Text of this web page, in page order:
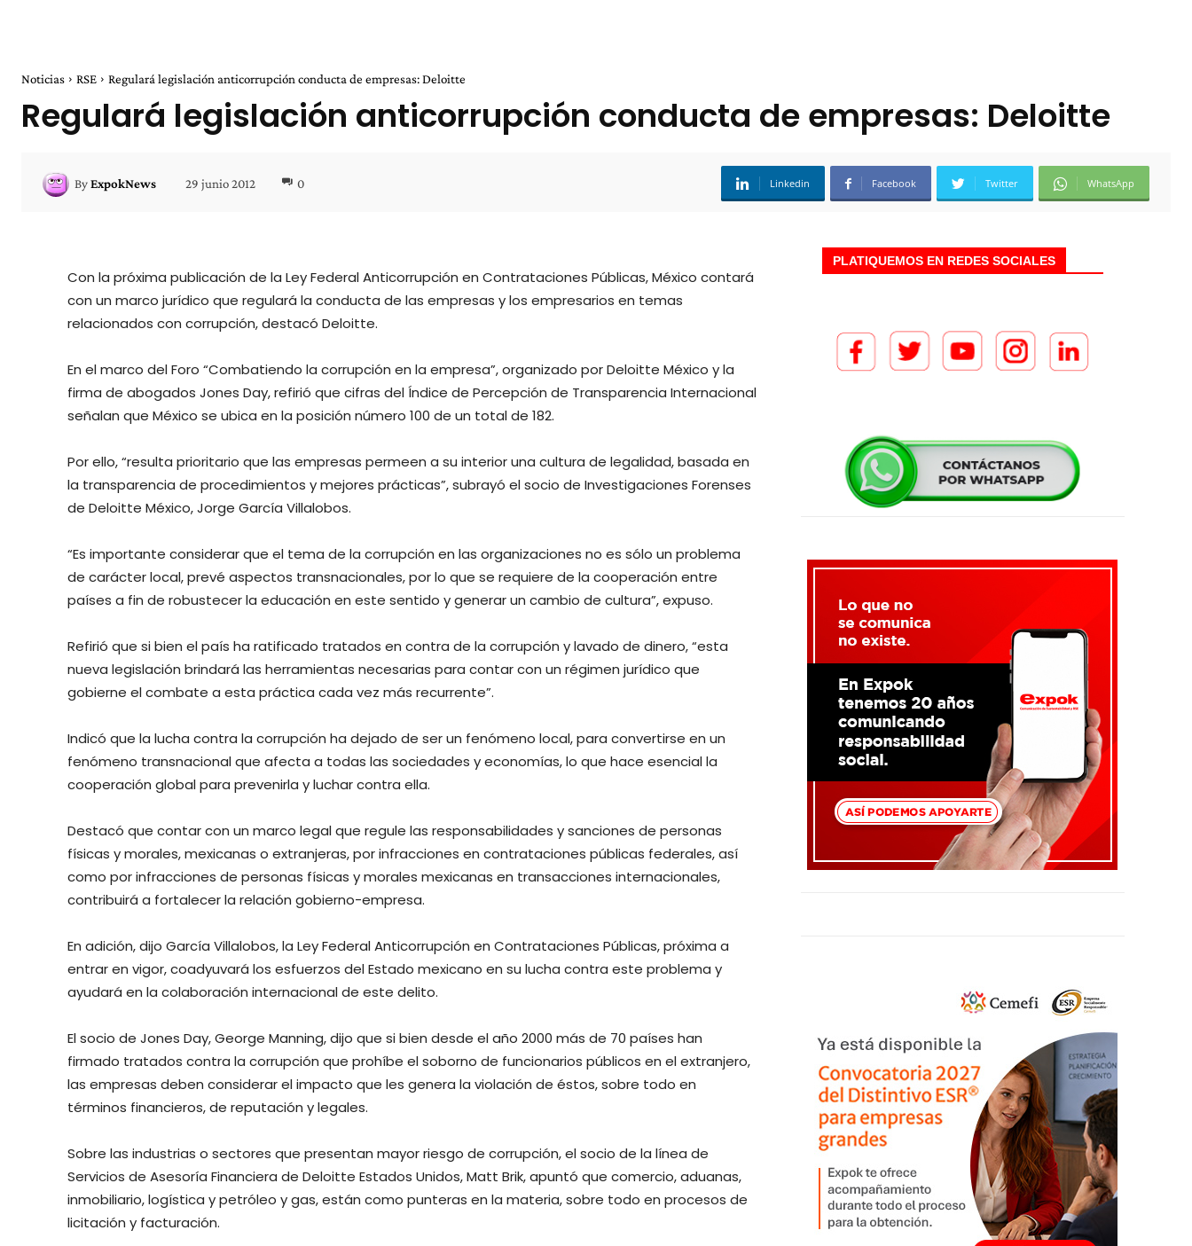
Noticias RSE Regulará legislación anticorrupción conducta de empresas: Deloitte
Regulará legislación anticorrupción conducta de empresas: Deloitte
ByExpokNews 29 junio 2012 0 Linkedin Facebook Twitter WhatsApp
Con la próxima publicación de la Ley Federal Anticorrupción en Contrataciones Públicas, México contará
con un marco jurídico que regulará la conducta de las empresas y los empresarios en temas
relacionados con corrupción, destacó Deloitte.
En el marco del Foro “Combatiendo la corrupción en la empresa”, organizado por Deloitte México y la
firma de abogados Jones Day, refirió que cifras del Índice de Percepción de Transparencia Internacional
señalan que México se ubica en la posición número 100 de un total de 182.
Por ello, “resulta prioritario que las empresas permeen a su interior una cultura de legalidad, basada en
la transparencia de procedimientos y mejores prácticas”, subrayó el socio de Investigaciones Forenses
de Deloitte México, Jorge García Villalobos.
“Es importante considerar que el tema de la corrupción en las organizaciones no es sólo un problema
de carácter local, prevé aspectos transnacionales, por lo que se requiere de la cooperación entre
países a fin de robustecer la educación en este sentido y generar un cambio de cultura”, expuso.
Refirió que si bien el país ha ratificado tratados en contra de la corrupción y lavado de dinero, “esta
nueva legislación brindará las herramientas necesarias para contar con un régimen jurídico que
gobierne el combate a esta práctica cada vez más recurrente”.
Indicó que la lucha contra la corrupción ha dejado de ser un fenómeno local, para convertirse en un
fenómeno transnacional que afecta a todas las sociedades y economías, lo que hace esencial la
cooperación global para prevenirla y luchar contra ella.
Destacó que contar con un marco legal que regule las responsabilidades y sanciones de personas
físicas y morales, mexicanas o extranjeras, por infracciones en contrataciones públicas federales, así
como por infracciones de personas físicas y morales mexicanas en transacciones internacionales,
contribuirá a fortalecer la relación gobierno-empresa.
En adición, dijo García Villalobos, la Ley Federal Anticorrupción en Contrataciones Públicas, próxima a
entrar en vigor, coadyuvará los esfuerzos del Estado mexicano en su lucha contra este problema y
ayudará en la colaboración internacional de este delito.
El socio de Jones Day, George Manning, dijo que si bien desde el año 2000 más de 70 países han
firmado tratados contra la corrupción que prohíbe el soborno de funcionarios públicos en el extranjero,
las empresas deben considerar el impacto que les genera la violación de éstos, sobre todo en
términos financieros, de reputación y legales.
Sobre las industrias o sectores que presentan mayor riesgo de corrupción, el socio de la línea de
Servicios de Asesoría Financiera de Deloitte Estados Unidos, Matt Brik, apuntó que comercio, aduanas,
inmobiliario, logística y petróleo y gas, están como punteras en la materia, sobre todo en procesos de
licitación y facturación.
PLATIQUEMOS EN REDES SOCIALES